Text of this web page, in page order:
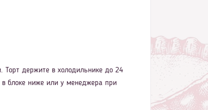
Торт держите в холодильнике до 24
в блоке ниже или у менеджера при